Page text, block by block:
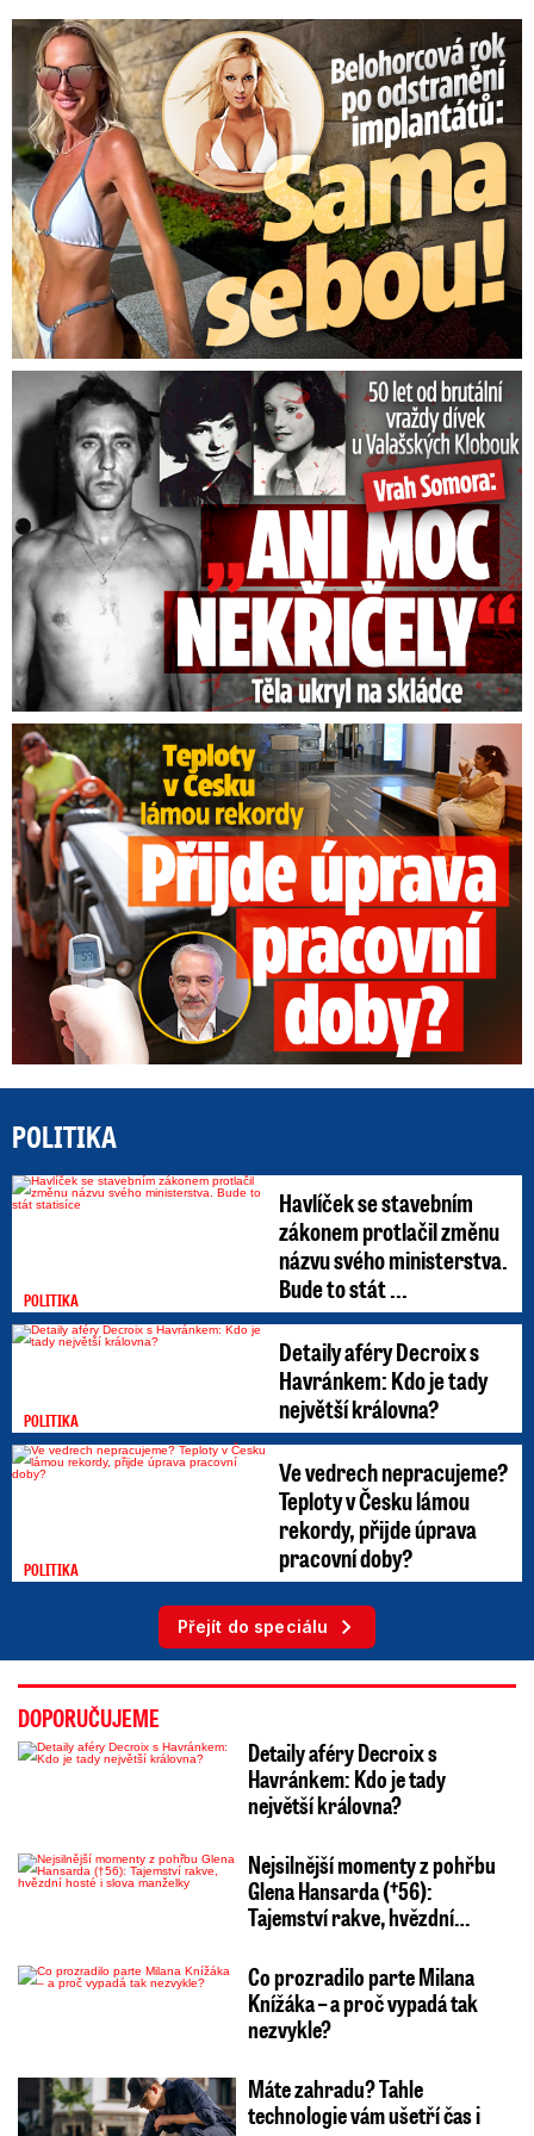
Belohorcová rok po odstranění implantátů: Konečně sama sebou
50 let od běsnění Somory: Těla dívek vrah ukryl na skládce
Teploty v Česku lámou rekordy: Přijde úprava pracovní doby?
POLITIKA
POLITIKA
Havlíček se stavebním
zákonem protlačil změnu
názvu svého ministerstva.
Bude to stát ...
POLITIKA
Detaily aféry Decroix s
Havránkem: Kdo je tady
největší královna?
POLITIKA
Ve vedrech nepracujeme?
Teploty v Česku lámou
rekordy, přijde úprava
pracovní doby?
Přejít do speciálu
DOPORUČUJEME
Detaily aféry Decroix s
Havránkem: Kdo je tady
největší královna?
Nejsilnější momenty z pohřbu
Glena Hansarda (†56):
Tajemství rakve, hvězdní…
Co prozradilo parte Milana
Knížáka – a proč vypadá tak
nezvykle?
Máte zahradu? Tahle
technologie vám ušetří čas i